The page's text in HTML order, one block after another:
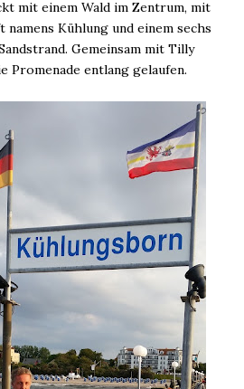
mit einem Wald im Zentrum, mit
Kühlung und einem sechs
Gemeinsam mit Tilly
Promenade entlang gelaufen.